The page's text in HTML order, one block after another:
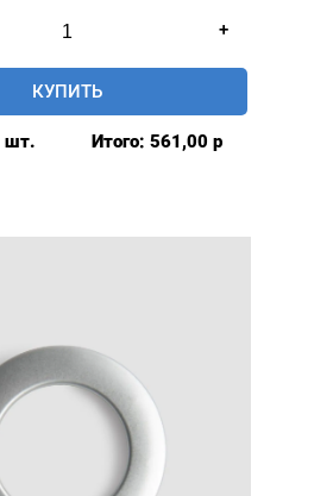
товара
Люверсы
шторные
+
КУПИТЬ
шт. Итого: 561,00 р